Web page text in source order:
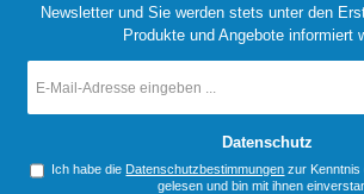
Newsletter und Sie werden stets unter den
Produkte und Angebote informiert
Mail-
Datenschutz
Ich habe die Datenschutzbestimmungen zur
gelesen und bin mit ihnen